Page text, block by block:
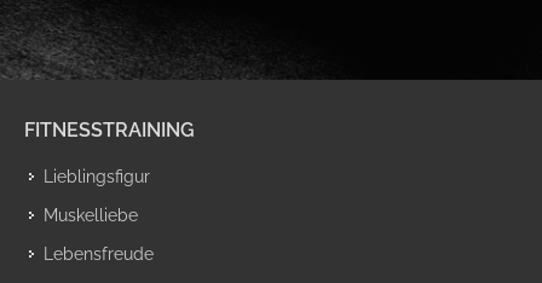
FITNESSTRAINING
Lieblingsfigur
Muskelliebe
Lebensfreude